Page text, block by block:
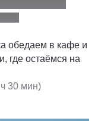
обедаем в кафе и
где остаёмся на
30 мин)